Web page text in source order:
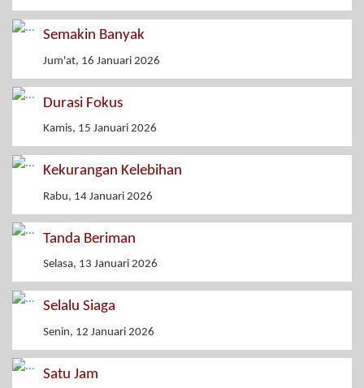
Semakin Banyak
Jum'at, 16 Januari 2026
Durasi Fokus
Kamis, 15 Januari 2026
Kekurangan Kelebihan
Rabu, 14 Januari 2026
Tanda Beriman
Selasa, 13 Januari 2026
Selalu Siaga
Senin, 12 Januari 2026
Satu Jam